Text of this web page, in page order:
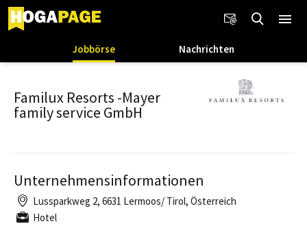
Jobbörse Nachrichten
Familux Resorts -Mayer
family service GmbH
Unternehmensinformationen
Lussparkweg 2, 6631 Lermoos/ Tirol, Österreich
Hotel